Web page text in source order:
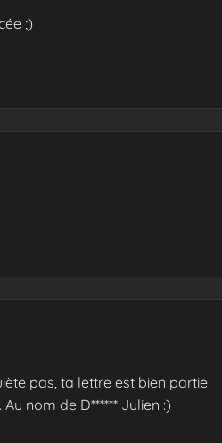
;)
pas, ta lettre est bien partie
nom de D****** Julien :)